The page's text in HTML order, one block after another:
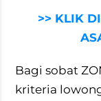
>> KLIK
Bagi sobat
kriteria